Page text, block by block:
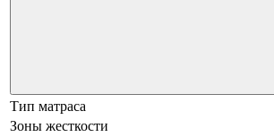
Тип матраса
Зоны жесткости